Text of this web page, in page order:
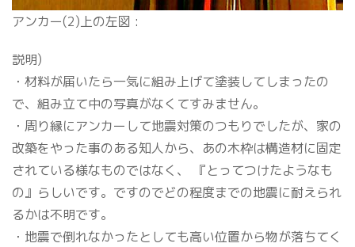
アンカー(2)上の左図 :
説明)
・材料が届いたら一気に組み上げて塗装してしまったの
で、組み立て中の写真がなくてすみません。
・周り縁にアンカーして地震対策のつもりでしたが、家の
改築をやった事のある知人から、あの木枠は構造材に固定
されている様なものではなく、 『とってつけたようなも
の』らしいです。ですのでどの程度までの地震に耐えられ
るかは不明です。
・地震で倒れなかったとしても高い位置から物が落ちてく